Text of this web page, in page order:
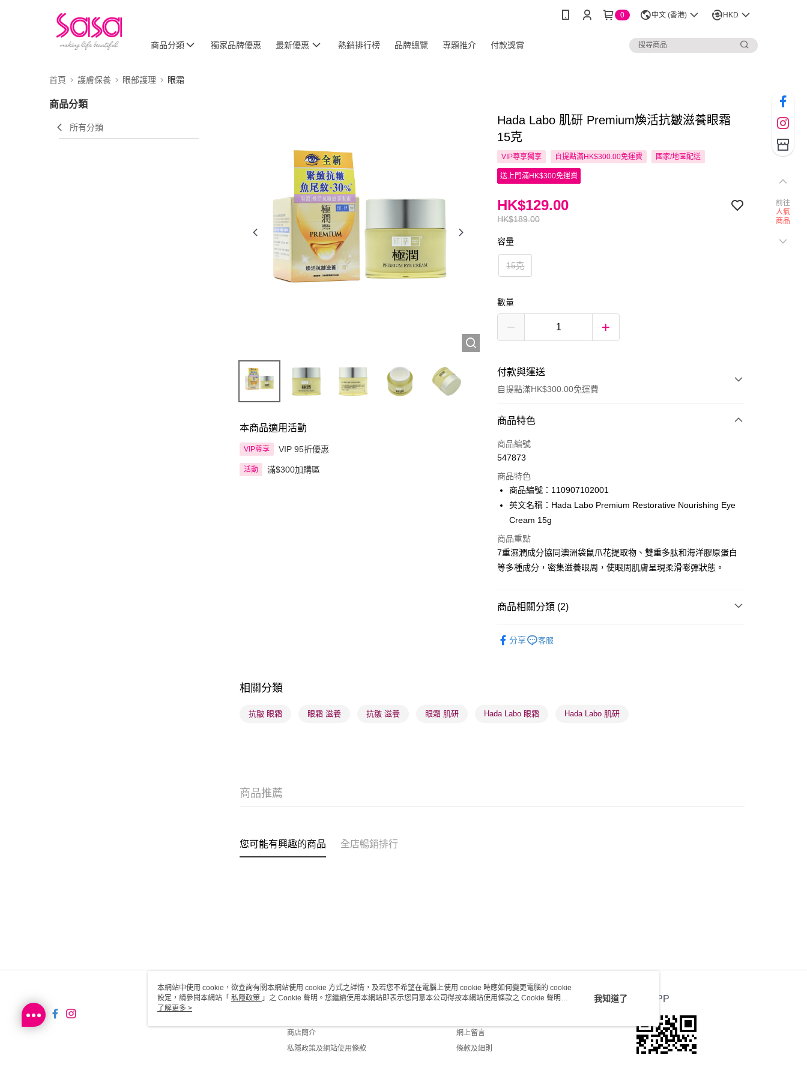
0 中文 (香港) HKD
商品分類 獨家品牌優惠 最新優惠 熱銷排行榜 品牌總覽 專題推介 付款獎賞
首頁 護膚保養 眼部護理 眼霜
商品分類
所有分類
本商品適用活動
VIP尊享 VIP 95折優惠
活動 滿$300加購區
Hada Labo 肌研 Premium煥活抗皺滋養眼霜
15克
VIP尊享獨享 自提點滿HK$300.00免運費 國家/地區配送
送上門滿HK$300免運費
HK$189.00
HK$129.00
容量
15克
數量
付款與運送
自提點滿HK$300.00免運費
付款方式
信用卡
AlipayHK
PayMe
BoC Pay
順豐自助櫃 - 確認發貨後1-3個工作天送達
商品特色
商品編號
547873
商品特色
商品編號：110907102001
英文名稱：Hada Labo Premium Restorative Nourishing Eye
Cream 15g
商品重點
7重濕潤成分協同澳洲袋鼠爪花提取物、雙重多肽和海洋膠原蛋白
等多種成分，密集滋養眼周，使眼周肌膚呈現柔滑嘭彈狀態。
商品相關分類 (2)
分享 客服
相關分類
抗皺 眼霜 眼霜 滋養 抗皺 滋養 眼霜 肌研 Hada Labo 眼霜 Hada Labo 肌研
商品推薦
您可能有興趣的商品 全店暢銷排行
關於我們
商店簡介
私隱政策及網站使用條款
客戶服務
網上留言
條款及細則
官方APP
前往
人氣
商品
本網站中使用 cookie，欲查詢有關本網站使用 cookie 方式之詳情，及若您不希望在電腦上使用 cookie 時應如何變更電腦的 cookie
設定，請參閱本網站「 私隱政策 」之 Cookie 聲明。您繼續使用本網站即表示您同意本公司得按本網站使用條款之 Cookie 聲明使
用 cookie。
了解更多 >
我知道了